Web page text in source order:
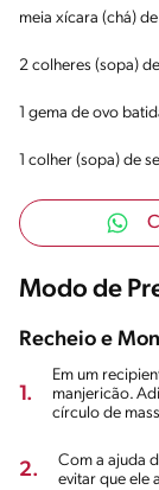
meia xícara (chá)
2 colheres (sopa)
1 gema de ovo
1 colher (sopa) de
Modo de
Recheio e
1.
Em um
manjericão.
círculo de
2.
Com a ajuda
evitar que ele